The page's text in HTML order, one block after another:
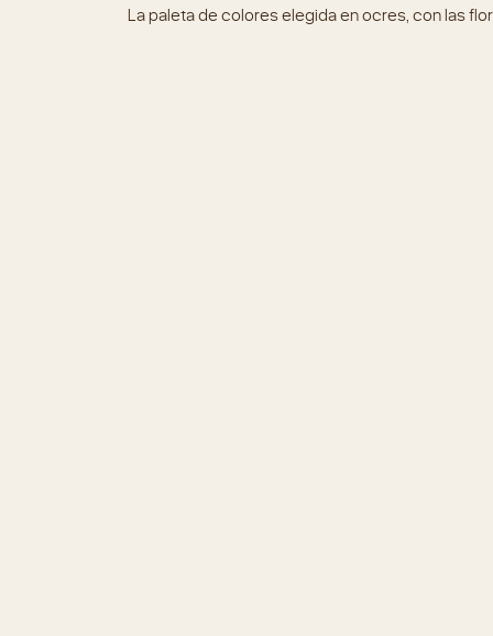
La paleta de colores elegida en ocres, con las